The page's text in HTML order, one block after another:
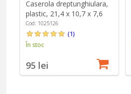
Caserola dreptunghiulara,
plastic, 21,4 x 10,7 x 7,6
cm, 0,7L, "Cube" - Zwilling
Cod: 1025126
(1)
În stoc
95 lei